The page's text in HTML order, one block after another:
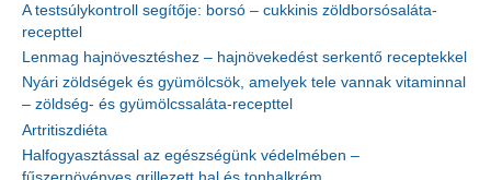
A testsúlykontroll segítője: borsó – cukkinis zöldborsósaláta-
recepttel
Lenmag hajnövesztéshez – hajnövekedést serkentő receptekkel
Nyári zöldségek és gyümölcsök, amelyek tele vannak vitaminnal
– zöldség- és gyümölcssaláta-recepttel
Artritiszdiéta
Halfogyasztással az egészségünk védelmében –